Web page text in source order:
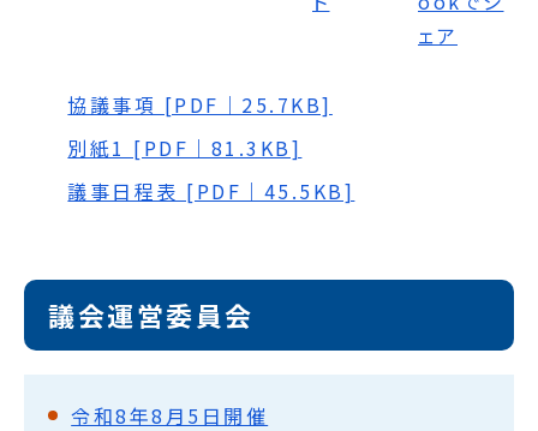
協議事項 [PDF｜25.7KB]
別紙1 [PDF｜81.3KB]
議事日程表 [PDF｜45.5KB]
議会運営委員会
令和8年8月5日開催